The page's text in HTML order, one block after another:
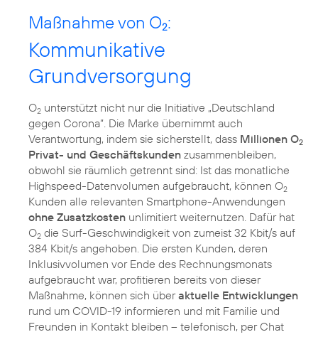
Maßnahme von O2:
Kommunikative
Grundversorgung
O2 unterstützt nicht nur die Initiative „Deutschland
gegen Corona“. Die Marke übernimmt auch
Verantwortung, indem sie sicherstellt, dass Millionen O2
Privat- und Geschäftskunden zusammenbleiben,
obwohl sie räumlich getrennt sind: Ist das monatliche
Highspeed-Datenvolumen aufgebraucht, können O2
Kunden alle relevanten Smartphone-Anwendungen
ohne Zusatzkosten unlimitiert weiternutzen. Dafür hat
O2 die Surf-Geschwindigkeit von zumeist 32 Kbit/s auf
384 Kbit/s angehoben. Die ersten Kunden, deren
Inklusivvolumen vor Ende des Rechnungsmonats
aufgebraucht war, profitieren bereits von dieser
Maßnahme, können sich überaktuelle Entwicklungen
rund um COVID-19 informieren und mit Familie und
Freunden in Kontakt bleiben – telefonisch, per Chat